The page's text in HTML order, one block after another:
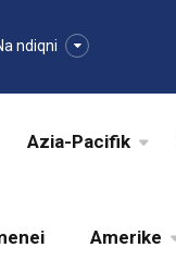
ndiqni
Azia-Pacifik
Amerike